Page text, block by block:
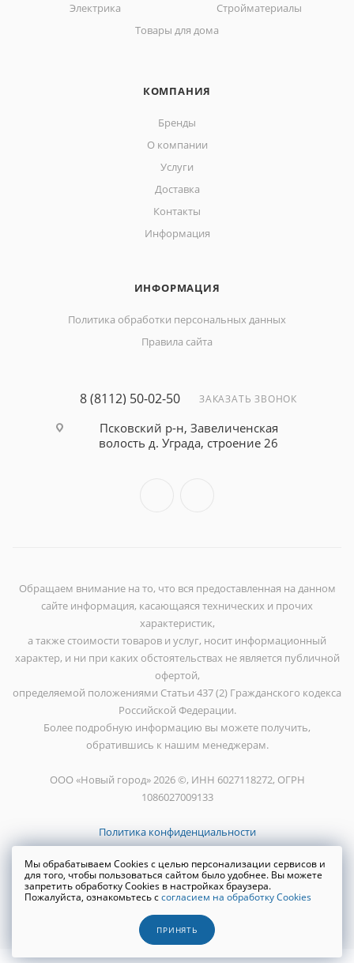
Электрика
Стройматериалы
Товары для дома
КОМПАНИЯ
Бренды
О компании
Услуги
Доставка
Контакты
Информация
ИНФОРМАЦИЯ
Политика обработки персональных данных
Правила сайта
8 (8112) 50-02-50 ЗАКАЗАТЬ ЗВОНОК
Псковский р-н, Завеличенская
волость д. Уграда, строение 26
Обращаем внимание на то, что вся предоставленная на данном
сайте информация, касающаяся технических и прочих
характеристик,
а также стоимости товаров и услуг, носит информационный
характер, и ни при каких обстоятельствах не является публичной
офертой,
определяемой положениями Статьи 437 (2) Гражданского кодекса
Российской Федерации.
Более подробную информацию вы можете получить,
обратившись к нашим менеджерам.
ООО «Новый город» 2026 ©, ИНН 6027118272, ОГРН
1086027009133
Политика конфиденциальности
Создание сайта WRP
Мы обрабатываем Cookies с целью персонализации сервисов и
для того, чтобы пользоваться сайтом было удобнее. Вы можете
запретить обработку Cookies в настройках браузера.
Пожалуйста, ознакомьтесь ссогласием на обработку Cookies
ПРИНЯТЬ